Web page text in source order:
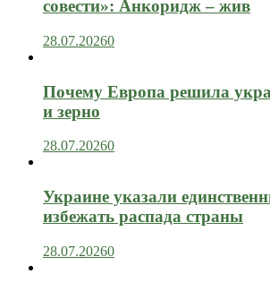
совести»: Анкоридж – жив
28.07.20260
Почему Европа решила
и зерно
28.07.20260
Украине указали
избежать распада страны
28.07.20260